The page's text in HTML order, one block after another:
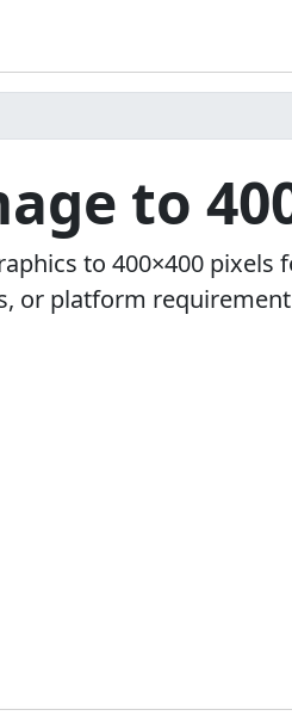
to
to 400×400 pixels
or platform